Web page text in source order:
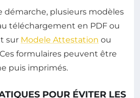
démarche, plusieurs modèles
téléchargement en PDF ou
sur Modele Attestation ou
formulaires peuvent être
puis imprimés.
POUR ÉVITER LES